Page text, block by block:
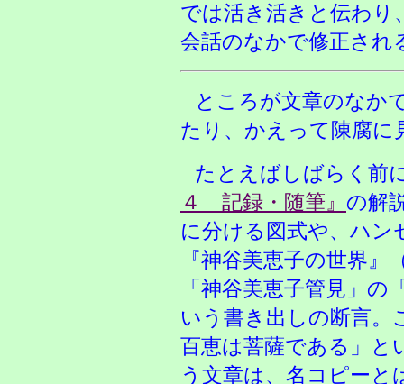
では活き活きと伝わり
会話のなかで修正され
ところが文章のなか
たり、かえって陳腐
たとえばしばらく前
４ 記録・随筆』 の解
に分ける図式や、ハン
『神谷美恵子の世界
「神谷美恵子管見」
いう書き出しの断言。
百恵は菩薩である」と
う文章は、名コピー